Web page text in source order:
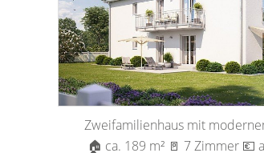
Zweifamilienhaus mit
🏠 ca. 189 m² 🚪 7 Zimmer 💶